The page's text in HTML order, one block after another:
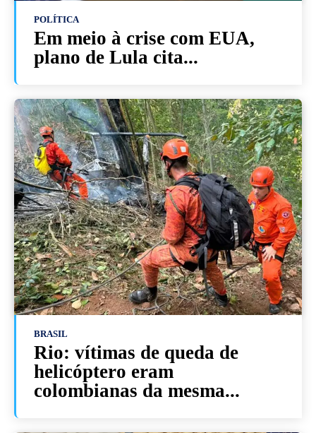
POLÍTICA
Em meio à crise com EUA,
plano de Lula cita...
BRASIL
Rio: vítimas de queda de
helicóptero eram
colombianas da mesma...